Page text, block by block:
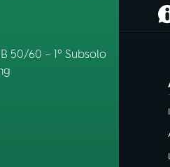
50/60 – 1º Subsolo